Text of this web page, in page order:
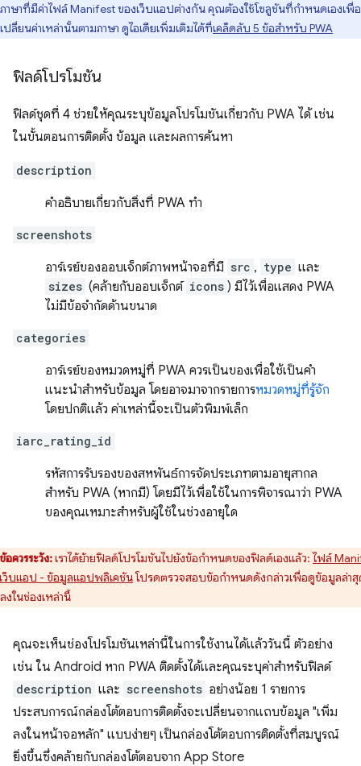
ภาษาที่มีค่าไฟล์ Manifest ของเว็บแอปต่างกัน คุณต้องใช้โซลูชันที่กำหนดเองเพื่อ
เปลี่ยนค่าเหล่านั้นตามภาษา ดูไอเดียเพิ่มเติมได้ที่เคล็ดลับ 5 ข้อสำหรับ PWA
ฟิลด์โปรโมชัน
ฟิลด์ชุดที่ 4 ช่วยให้คุณระบุข้อมูลโปรโมชันเกี่ยวกับ PWA ได้ เช่น
ในขั้นตอนการติดตั้ง ข้อมูล และผลการค้นหา
description
คำอธิบายเกี่ยวกับสิ่งที่ PWA ทำ
screenshots
อาร์เรย์ของออบเจ็กต์ภาพหน้าจอที่มี src , type และ
sizes (คล้ายกับออบเจ็กต์ icons ) มีไว้เพื่อแสดง PWA
ไม่มีข้อจำกัดด้านขนาด
categories
อาร์เรย์ของหมวดหมู่ที่ PWA ควรเป็นของเพื่อใช้เป็นคำ
แนะนำสำหรับข้อมูล โดยอาจมาจากรายการหมวดหมู่ที่รู้จัก
โดยปกติแล้ว ค่าเหล่านี้จะเป็นตัวพิมพ์เล็ก
iarc_rating_id
รหัสการรับรองของสหพันธ์การจัดประเภทตามอายุสากล
สำหรับ PWA (หากมี) โดยมีไว้เพื่อใช้ในการพิจารณาว่า PWA
ของคุณเหมาะสำหรับผู้ใช้ในช่วงอายุใด
ข้อควรระวัง:เราได้ย้ายฟิลด์โปรโมชันไปยังข้อกำหนดของฟิลด์เองแล้ว: ไฟล์
ว็บแอป - ข้อมูลแอปพลิเคชันโปรดตรวจสอบข้อกำหนดดังกล่าวเพื่อดูข้อมูลล่า
งในช่องเหล่านี้
คุณจะเห็นช่องโปรโมชันเหล่านี้ในการใช้งานได้แล้ววันนี้ ตัวอย่าง
เช่น ใน Android หาก PWA ติดตั้งได้และคุณระบุค่าสำหรับฟิลด์
description และ screenshots อย่างน้อย 1 รายการ
ประสบการณ์กล่องโต้ตอบการติดตั้งจะเปลี่ยนจากแถบข้อมูล "เพิ่ม
ลงในหน้าจอหลัก" แบบง่ายๆ เป็นกล่องโต้ตอบการติดตั้งที่สมบูรณ์
ยิ่งขึ้นซึ่งคล้ายกับกล่องโต้ตอบจาก App Store